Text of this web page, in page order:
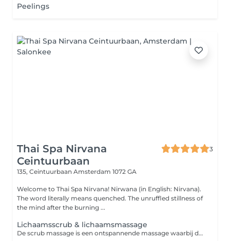
Peelings
Thai Spa Nirvana
Ceintuurbaan
3
135, Ceintuurbaan Amsterdam 1072 GA
Welcome to Thai Spa Nirvana! Nirwana (in English: Nirvana).
The word literally means quenched. The unruffled stillness of
the mind after the burning ...
Lichaamsscrub & lichaamsmassage
De scrub massage is een ontspannende massage waarbij dode huidcellen en oneffenheden worden verwijderd door onze scrub creme. Door de draaiende masserende bewegingen word de doorbloeding van de huid verbeterd. Na de behandeling heeft u een verfrissend, aangenaam en verzorgd gevoel.